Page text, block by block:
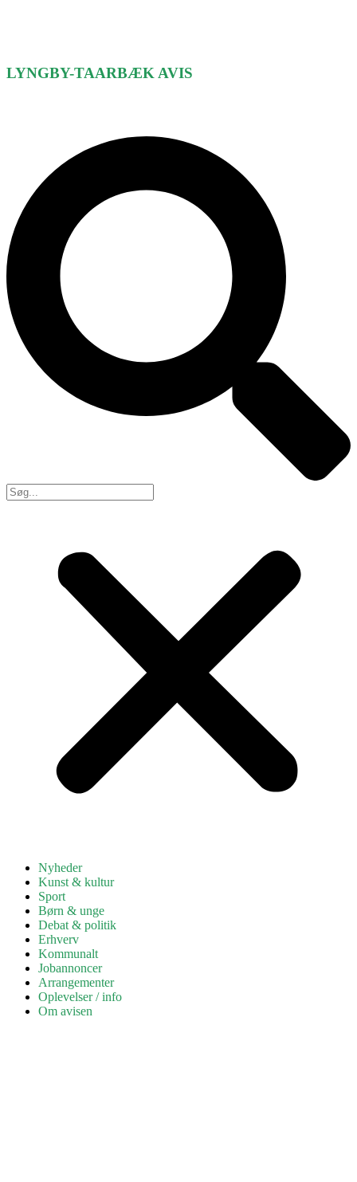
LYNGBY-TAARBÆK AVIS
Nyheder
Kunst & kultur
Sport
Børn & unge
Debat & politik
Erhverv
Kommunalt
Jobannoncer
Arrangementer
Oplevelser / info
Om avisen